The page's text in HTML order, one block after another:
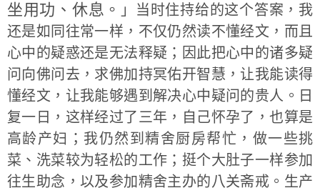
坐用功、休息。 」当时住持给的这个答案，我
还是如同往常一样，不仅仍然读不懂经文，而且
心中的疑惑还是无法释疑；因此把心中的诸多疑
问向佛问去，求佛加持冥佑开智慧，让我能读得
懂经文，让我能够遇到解决心中疑问的贵人。日
复一日，这样经过了三年，自己怀孕了，也算是
高龄产妇；我仍然到精舍厨房帮忙，做一些挑
菜、洗菜较为轻松的工作；挺个大肚子一样参加
往生助念，以及参加精舍主办的八关斋戒。生产